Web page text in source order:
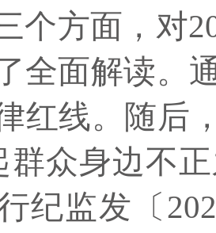
个方面，对
全面解读。
红线。随后
群众身边不
纪监发〔